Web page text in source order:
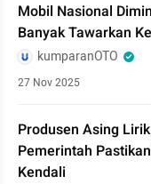
Mobil Nasional
Banyak Tawarkan
kumparanOTO
27 Nov 2025
Produsen Asing
Pemerintah
Kendali